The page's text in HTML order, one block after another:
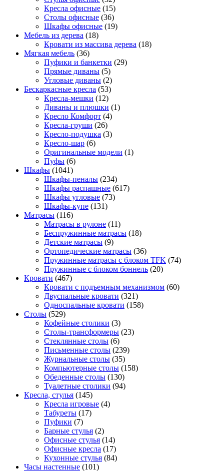
Кресла офисные (15)
Столы офисные (36)
Шкафы офисные (19)
Мебель из дерева (18)
Кровати из массива дерева (18)
Мягкая мебель (36)
Пуфики и банкетки (29)
Прямые диваны (5)
Угловые диваны (2)
Бескаркасные кресла (53)
Кресла-мешки (12)
Диваны и плюшки (1)
Кресло Комфорт (4)
Кресла-груши (26)
Кресло-подушка (3)
Кресло-шар (6)
Оригинальные модели (1)
Пуфы (6)
Шкафы (1041)
Шкафы-пеналы (234)
Шкафы распашные (617)
Шкафы угловые (73)
Шкафы-купе (131)
Матрасы (116)
Матрасы в рулоне (11)
Беспружинные матрасы (18)
Детские матрасы (9)
Ортопедические матрасы (36)
Пружинные матрасы с блоком TFK (74)
Пружинные с блоком боннель (20)
Кровати (467)
Кровати с подъемным механизмом (60)
Двуспальные кровати (321)
Односпальные кровати (158)
Столы (529)
Кофейные столики (3)
Столы-трансформеры (23)
Стеклянные столы (6)
Письменные столы (239)
Журнальные столы (35)
Компьютерные столы (158)
Обеденные столы (130)
Туалетные столики (94)
Кресла, стулья (145)
Кресла игровые (4)
Табуреты (17)
Пуфики (7)
Барные стулья (2)
Офисные стулья (14)
Офисные кресла (17)
Кухонные стулья (84)
Часы настенные (101)